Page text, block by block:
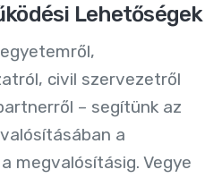
Lehetőségek
civil szervezetről
– segítünk az
a
megvalósításig. Vegye